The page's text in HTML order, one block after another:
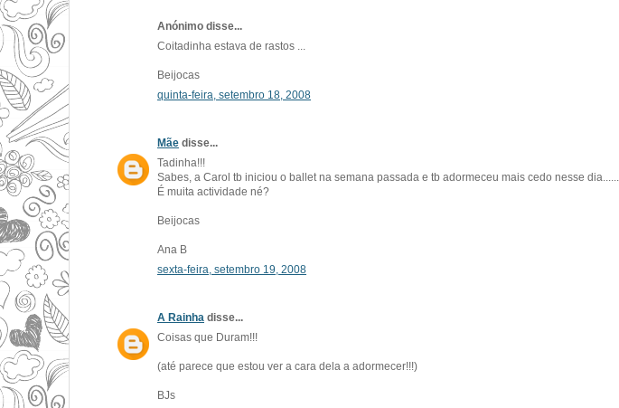
Anónimo disse...
Coitadinha estava de rastos ...
Beijocas
quinta-feira, setembro 18, 2008
Mãe disse...
Tadinha!!!
Sabes, a Carol tb iniciou o ballet na semana passada e tb adormeceu mais cedo nesse
É muita actividade né?
Beijocas
Ana B
sexta-feira, setembro 19, 2008
A Rainha disse...
Coisas que Duram!!!
(até parece que estou ver a cara dela a adormecer!!!)
BJs